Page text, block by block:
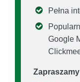
Pełna
Google